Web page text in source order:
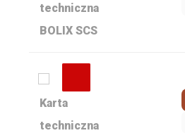
STREFA PRACOWNIKA
RECEPTURY ON-LINE
techniczna
BOLIX SCS
Karta
techniczna